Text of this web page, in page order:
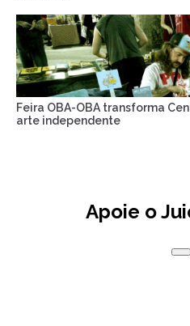
Feira OBA-OBA transforma
arte independente
Apoie o